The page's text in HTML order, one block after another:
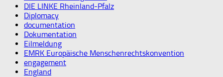
DIE LINKE Rheinland-Pfalz
Diplomacy
documentation
Dokumentation
Eilmeldung
EMRK Europäische Menschenrechtskonvention
engagement
England